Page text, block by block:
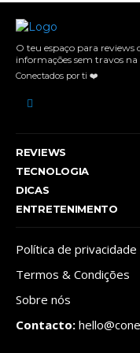
O teu espaço para reviews
informações sem travos
Conectados por ti ❤️
REVIEWS
TECNOLOGIA
DICAS
ENTRETENIMENTO
Política de privacidade
Termos & Condições
Sobre nós
Contacto: